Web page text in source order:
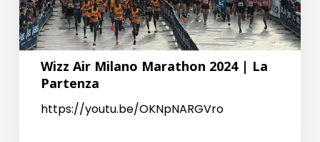
Wizz Air Milano Marathon 2024 | La
Partenza
https://youtu.be/OKNpNARGVro